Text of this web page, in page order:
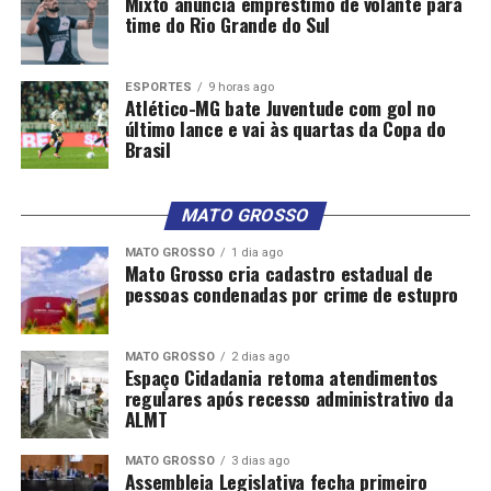
Abilio também defendeu estudos ambientais para
redefinir áreas passíveis de regularização fundiária e
sugeriu a transformação de parte da região em zona de
interesse social para habitação.
Representando a Promotoria de Defesa Ambiental e da
Ordem Urbanística de Cuiabá, Carlos Eduardo Silva
afirmou que o Ministério Público buscará uma solução
que concilie preservação ambiental e dignidade das
famílias.
“Precisamos encontrar a solução menos dolorosa
possível, conciliando os interesses ambientais existentes
na área com a realidade das famílias que vivem ali”,
afirmou.
Segundo o promotor, a ocupação da região voltou a
crescer após um processo de reassentamento realizado
time do Rio Grande do Sul
ESPORTES 9 horas ago
Atlético-MG bate Juventude com gol no
último lance e vai às quartas da Copa do
Brasil
MATO GROSSO
MATO GROSSO 1 dia ago
Mato Grosso cria cadastro estadual de
pessoas condenadas por crime de estupro
MATO GROSSO 2 dias ago
Espaço Cidadania retoma atendimentos
regulares após recesso administrativo da
ALMT
MATO GROSSO 3 dias ago
Assembleia Legislativa fecha primeiro